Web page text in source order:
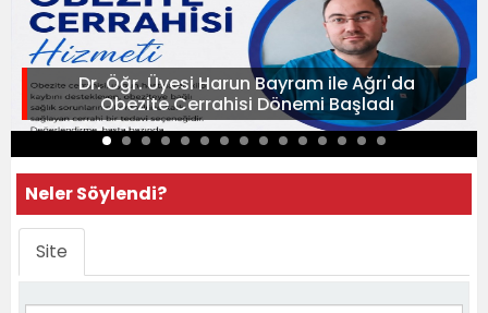
Dr. Öğr. Üyesi Harun Bayram ile Ağrı'da
Obezite Cerrahisi Dönemi Başladı
Neler Söylendi?
Site